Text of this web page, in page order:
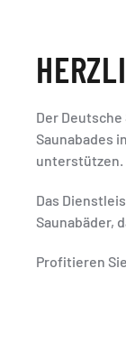
Der
Saunabades
unterstützen.
Das
Saunabäder,
Profitieren